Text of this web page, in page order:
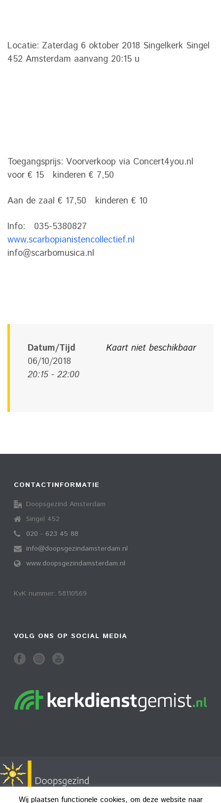
Locatie: Zaterdag 6 oktober 2018 Singelkerk Singel
452 Amsterdam aanvang 20:15 u
Toegangsprijs: Voorverkoop via Concert4you.nl
voor € 15 kinderen € 7,50
Aan de zaal € 17,50 kinderen € 10
Info: 035-5380827
www.scarbopianistencollectief.nl
info@scarbomusica.nl
Kaart niet beschikbaar
Datum/Tijd
06/10/2018
20:15 - 22:00
CONTACTINFORMATIE
Doopsgezind Amsterdam
Singel 452
020 - 623 45 88
info@doopsgezindamsterdam.nl
www.doopsgezindamsterdam.nl
KvK nummer: 58110569
VOLG ONS OP SOCIAL MEDIA
Wij plaatsen functionele cookies, om deze website naar